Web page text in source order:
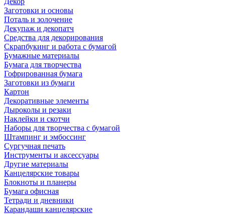
Заготовки и основы
Поталь и золочение
Декупаж и декопатч
Средства для декорирования
Скрапбукинг и работа с бумагой
Бумажные материалы
Бумага для творчества
Гофрированная бумага
Заготовки из бумаги
Картон
Декоративные элементы
Дыроколы и резаки
Наклейки и скотчи
Наборы для творчества с бумагой
Штампинг и эмбоссинг
Сургучная печать
Инструменты и аксессуары
Другие материалы
Канцелярские товары
Блокноты и планеры
Бумага офисная
Тетради и дневники
Карандаши канцелярские